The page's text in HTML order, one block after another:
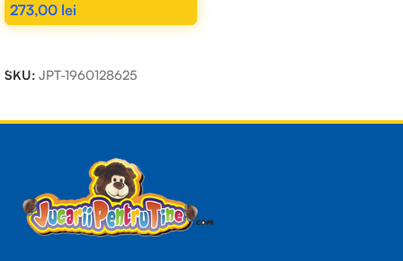
273,00 lei
SKU: JPT-1960128625